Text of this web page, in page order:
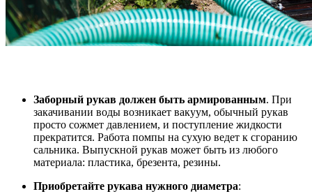
Заборный рукав должен быть армированным. При
закачивании воды возникает вакуум, обычный рукав
просто сожмет давлением, и поступление жидкости
прекратится. Работа помпы на сухую ведет к сгоранию
сальника. Выпускной рукав может быть из любого
материала: пластика, брезента, резины.
Приобретайте рукава нужного диаметра: